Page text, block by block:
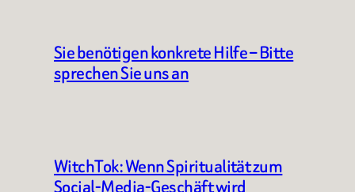
Sie benötigen konkrete Hilfe – Bitte
sprechen Sie uns an
WitchTok: Wenn Spiritualität zum
Social-Media-Geschäft wird